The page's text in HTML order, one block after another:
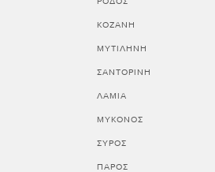
ΚΟΖΑΝΗ
ΜΥΤΙΛΗΝΗ
ΣΑΝΤΟΡΙΝΗ
ΛΑΜΙΑ
ΜΥΚΟΝΟΣ
ΣΥΡΟΣ
ΠΑΡΟΣ